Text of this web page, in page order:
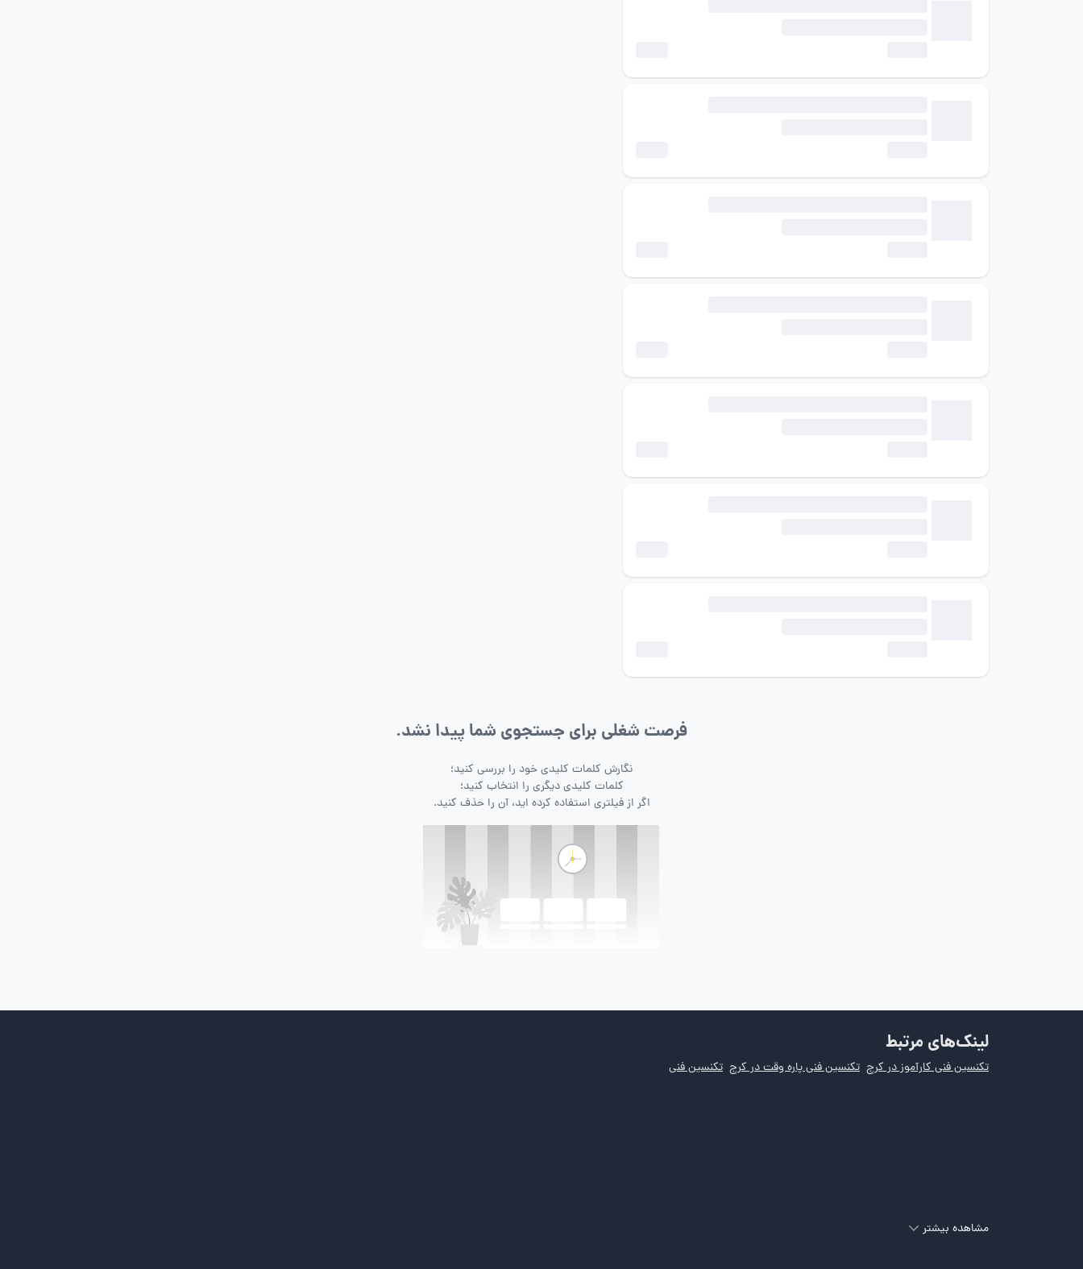
فرصت شغلی برای جستجوی شما پیدا نشد.
نگارش کلمات کلیدی خود را بررسی کنید؛
کلمات کلیدی دیگری را انتخاب کنید؛
اگر از فیلتری استفاده کرده اید، آن را حذف کنید.
لینک‌های مرتبط
تکنسین فنی کارآموز در کرج تکنسین فنی پاره وقت در کرج تکنسین فنی
مشاهده بیشتر